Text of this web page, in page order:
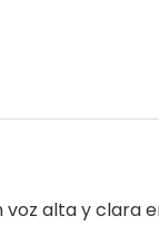
voz alta y